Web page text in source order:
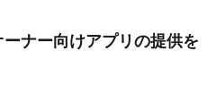
ナー向けアプリの提供を